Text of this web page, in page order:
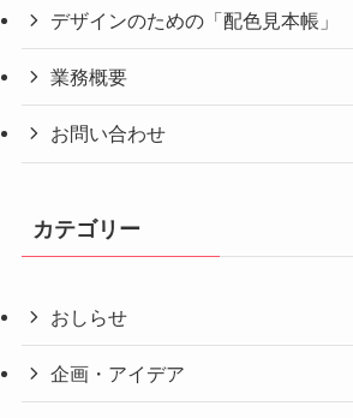
デザインのための「配色見本帳」
業務概要
お問い合わせ
カテゴリー
おしらせ
企画・アイデア